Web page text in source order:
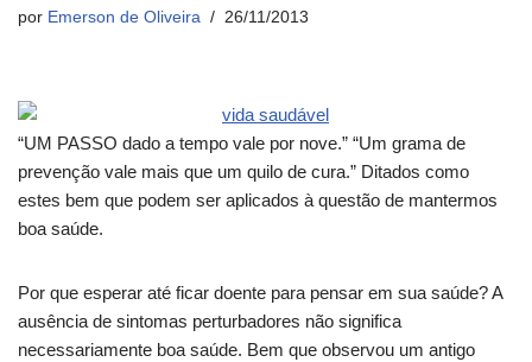
por Emerson de Oliveira 26/11/2013
“UM PASSO dado a tempo vale por nove.” “Um grama de
prevenção vale mais que um quilo de cura.” Ditados como
estes bem que podem ser aplicados à questão de mantermos
boa saúde.
Por que esperar até ficar doente para pensar em sua saúde? A
ausência de sintomas perturbadores não significa
necessariamente boa saúde. Bem que observou um antigo